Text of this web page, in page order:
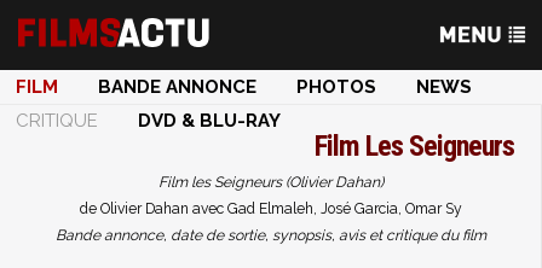
FILM BANDE ANNONCE PHOTOS
NEWS
CRITIQUE
DVD & BLU-RAY
Film Les Seigneurs
Film les Seigneurs (Olivier Dahan)
de Olivier Dahan avec Gad Elmaleh, José Garcia, Omar Sy
Bande annonce, date de sortie, synopsis, avis et critique du film